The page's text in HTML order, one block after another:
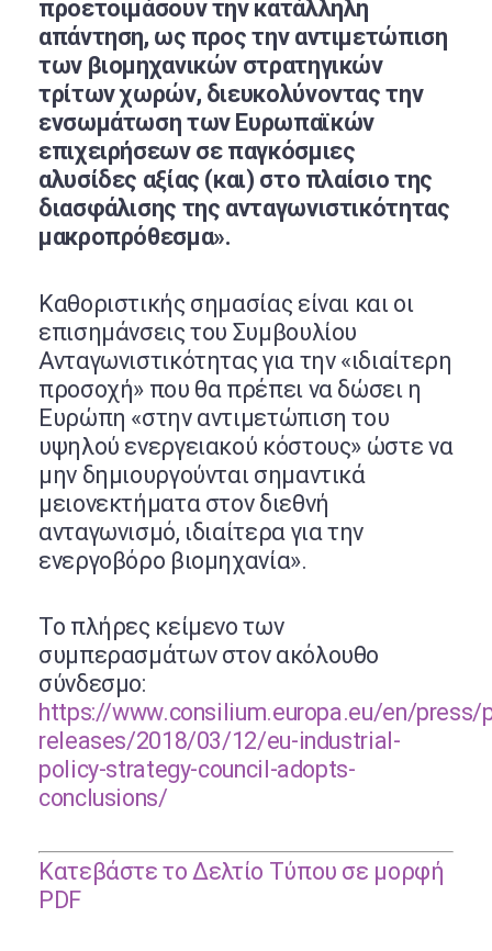
προετοιμάσουν την κατάλληλη
απάντηση, ως προς την αντιμετώπιση
των βιομηχανικών στρατηγικών
τρίτων χωρών, διευκολύνοντας την
ενσωμάτωση των Ευρωπαϊκών
επιχειρήσεων σε παγκόσμιες
αλυσίδες αξίας (και) στο πλαίσιο της
διασφάλισης της ανταγωνιστικότητας
μακροπρόθεσμα».
Καθοριστικής σημασίας είναι και οι
επισημάνσεις του Συμβουλίου
Ανταγωνιστικότητας για την «ιδιαίτερη
προσοχή» που θα πρέπει να δώσει η
Ευρώπη «στην αντιμετώπιση του
υψηλού ενεργειακού κόστους» ώστε να
μην δημιουργούνται σημαντικά
μειονεκτήματα στον διεθνή
ανταγωνισμό, ιδιαίτερα για την
ενεργοβόρο βιομηχανία».
Το πλήρες κείμενο των
συμπερασμάτων στον ακόλουθο
σύνδεσμο:
https://www.consilium.europa.eu/en/press/
releases/2018/03/12/eu-industrial-
policy-strategy-council-adopts-
conclusions/
Κατεβάστε το Δελτίο Τύπου σε μορφή
PDF